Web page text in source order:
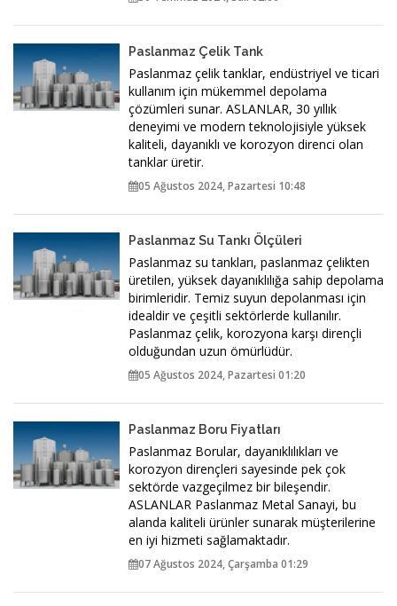
Paslanmaz Çelik Tank
Paslanmaz çelik tanklar, endüstriyel ve ticari
kullanım için mükemmel depolama
çözümleri sunar. ASLANLAR, 30 yıllık
deneyimi ve modern teknolojisiyle yüksek
kaliteli, dayanıklı ve korozyon direnci olan
tanklar üretir.
05 Ağustos 2024, Pazartesi 10:48
Paslanmaz Su Tankı Ölçüleri
Paslanmaz su tankları, paslanmaz çelikten
üretilen, yüksek dayanıklılığa sahip depolama
birimleridir. Temiz suyun depolanması için
idealdir ve çeşitli sektörlerde kullanılır.
Paslanmaz çelik, korozyona karşı dirençli
olduğundan uzun ömürlüdür.
05 Ağustos 2024, Pazartesi 01:20
Paslanmaz Boru Fiyatları
Paslanmaz Borular, dayanıklılıkları ve
korozyon dirençleri sayesinde pek çok
sektörde vazgeçilmez bir bileşendir.
ASLANLAR Paslanmaz Metal Sanayi, bu
alanda kaliteli ürünler sunarak müşterilerine
en iyi hizmeti sağlamaktadır.
07 Ağustos 2024, Çarşamba 01:29